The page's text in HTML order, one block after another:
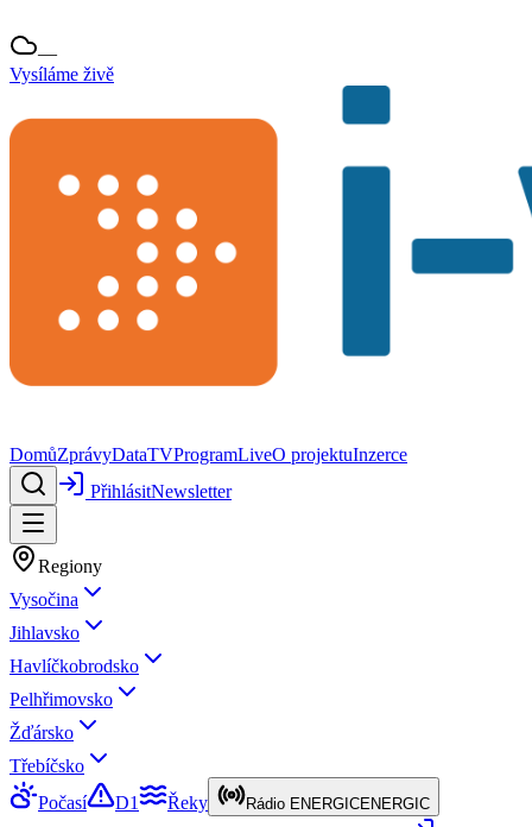
—
Vysíláme živě
DomůZprávyDataTVProgramLiveO projektuInzerce
PřihlásitNewsletter
Regiony
Vysočina
Jihlavsko
Havlíčkobrodsko
Pelhřimovsko
Žďársko
Třebíčsko
Počasí
D1 Řeky Rádio ENERGICENERGIC